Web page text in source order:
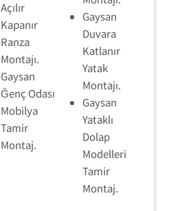
Açılır
Kapanır
Ranza
Montajı.
Gaysan
Ğenç Odası
Mobilya
Tamir
Montaj.
Gaysan
Duvara
Katlanır
Yatak
Montajı.
Gaysan
Yataklı
Dolap
Modelleri
Tamir
Montaj.